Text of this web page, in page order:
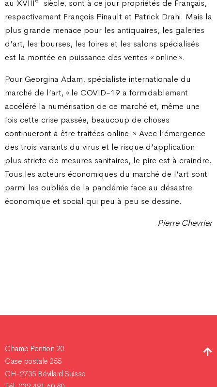
au XVIII
siècle, sont à ce jour propriétés de Français,
respectivement François Pinault et Patrick Drahi. Mais la
plus grande menace pour les antiquaires, les galeries
d’art, les bourses, les foires et les salons spécialisés
est la montée en puissance des ventes « online ».
Pour Georgina Adam, spécialiste internationale du
marché de l’art, « le COVID-19 a formidablement
accéléré la numérisation de ce marché et, même une
fois cette crise passée, beaucoup de choses
continueront à être traitées online. » Avec l’émergence
des trois variants du virus et le risque d’application
plus stricte de mesures sanitaires, le pire est à craindre.
Tous les acteurs économiques du marché de l’art sont
parmi les oubliés de la pandémie face au désastre
économique et social qui peu à peu se dessine.
Pierre Chevrier
Champ Pention 20
Case postale 255
CH-2735 Bévilard Suisse